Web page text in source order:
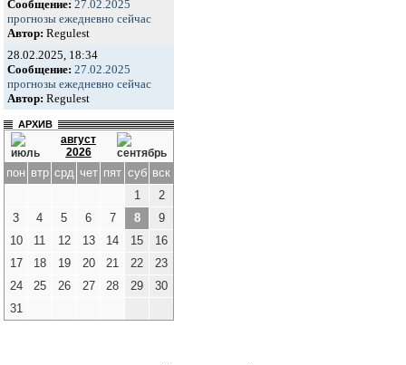
Сообщение: 27.02.2025
прогнозы ежедневно сейчас
Автор: Regulest
28.02.2025, 18:34
Сообщение: 27.02.2025
прогнозы ежедневно сейчас
Автор: Regulest
АРХИВ
август
2026
пон втр срд чет пят суб вск
1
2
3
4 5 6 7 8
9
10
11 12 13 14 15
16
17
18 19 20 21 22
23
24
25 26 27 28 29
30
31